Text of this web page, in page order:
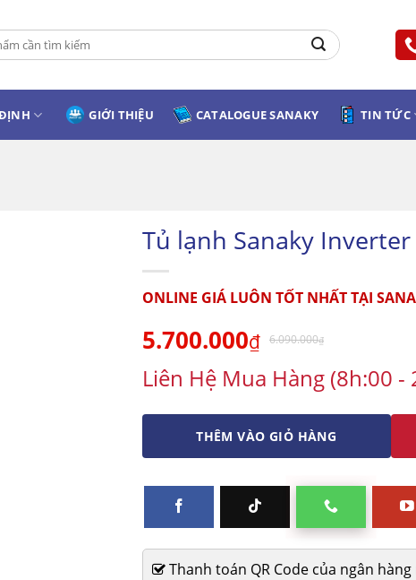
GIỚI THIỆU CATALOGUE SANAKY TIN TỨC
Tủ lạnh Sanaky Inverter
ONLINE GIÁ LUÔN TỐT NHẤT TẠI
5.700.000₫ 6.090.000₫
Liên Hệ Mua Hàng (8h:00 -
THÊM VÀO GIỎ HÀNG
Thanh toán QR Code của ngân